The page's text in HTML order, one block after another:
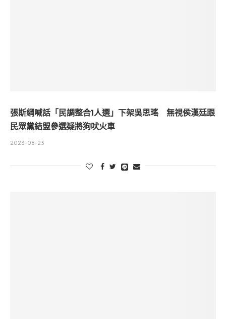
張斯綱喊話「民調整合1人選」下架吳思瑤 無視侯漢廷跟
民眾黨結盟參選疑將狗吠火車
2023-08-23